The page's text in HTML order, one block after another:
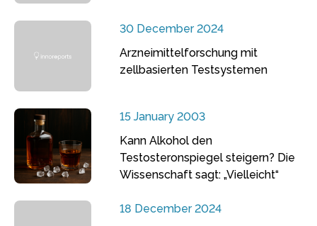
30 December 2024
Arzneimittelforschung mit
zellbasierten Testsystemen
15 January 2003
Kann Alkohol den
Testosteronspiegel steigern? Die
Wissenschaft sagt: „Vielleicht“
18 December 2024